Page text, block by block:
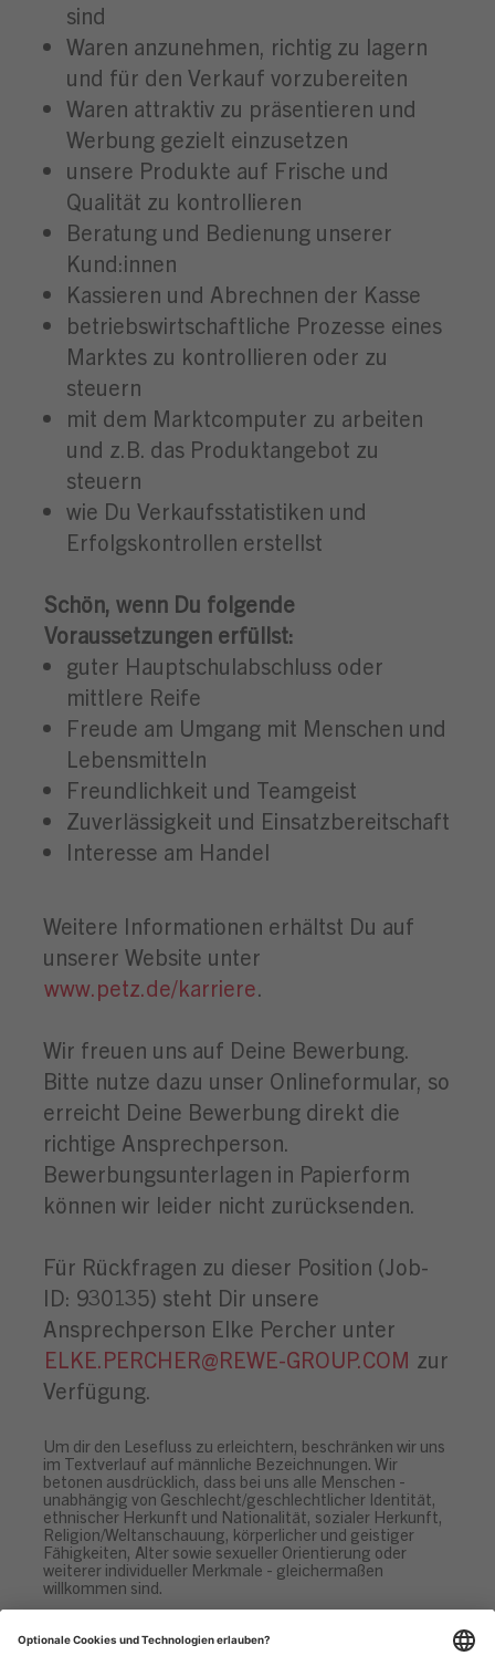
sind
Waren anzunehmen, richtig zu lagern
und für den Verkauf vorzubereiten
Waren attraktiv zu präsentieren und
Werbung gezielt einzusetzen
unsere Produkte auf Frische und
Qualität zu kontrollieren
Beratung und Bedienung unserer
Kund:innen
Kassieren und Abrechnen der Kasse
betriebswirtschaftliche Prozesse eines
Marktes zu kontrollieren oder zu
steuern
mit dem Marktcomputer zu arbeiten
und z.B. das Produktangebot zu
steuern
wie Du Verkaufsstatistiken und
Erfolgskontrollen erstellst
Schön, wenn Du folgende
Voraussetzungen erfüllst:
guter Hauptschulabschluss oder
mittlere Reife
Freude am Umgang mit Menschen und
Lebensmitteln
Freundlichkeit und Teamgeist
Zuverlässigkeit und Einsatzbereitschaft
Interesse am Handel
Weitere Informationen erhältst Du auf
unserer Website unter
www.petz.de/karriere.
Wir freuen uns auf Deine Bewerbung.
Bitte nutze dazu unser Onlineformular, so
erreicht Deine Bewerbung direkt die
richtige Ansprechperson.
Bewerbungsunterlagen in Papierform
können wir leider nicht zurücksenden.
Für Rückfragen zu dieser Position (Job-
ID: 930135) steht Dir unsere
Ansprechperson Elke Percher unter
ELKE.PERCHER@REWE-GROUP.COM zur
Verfügung.
Um dir den Lesefluss zu erleichtern, beschränken wir uns
im Textverlauf auf männliche Bezeichnungen. Wir
betonen ausdrücklich, dass bei uns alle Menschen -
unabhängig von Geschlecht/geschlechtlicher Identität,
ethnischer Herkunft und Nationalität, sozialer Herkunft,
Religion/Weltanschauung, körperlicher und geistiger
Fähigkeiten, Alter sowie sexueller Orientierung oder
weiterer individueller Merkmale - gleichermaßen
willkommen sind.